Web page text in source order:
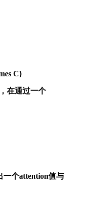
C}
在通过一个
一个attention值与